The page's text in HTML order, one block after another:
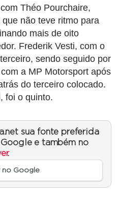
Théo Pourchaire,
não teve ritmo para
mais de oito
Frederik Vesti, com o
sendo seguido por
a MP Motorsport após
do terceiro colocado.
foi o quinto.
sua fonte preferida
e também no
.
no Google